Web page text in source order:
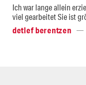
Ich war lange allein
viel gearbeitet Sie ist
detlef berentzen